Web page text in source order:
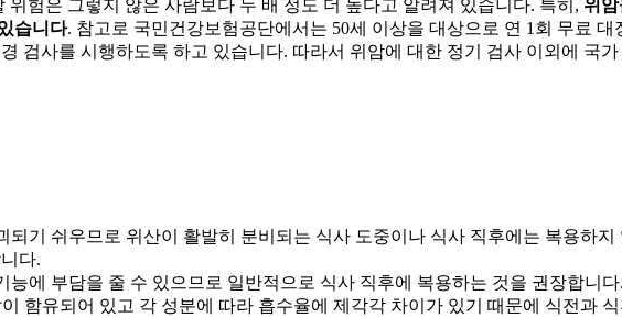
위험은 그렇지 않은 사람보다 두 배 정도 더 높다고 알려져 있습니다. 특히, 위
습니다. 참고로 국민건강보험공단에서는 50세 이상을 대상으로 연 1회 무료
검사를 시행하도록 하고 있습니다. 따라서 위암에 대한 정기 검사 이외에 국
기 쉬우므로 위산이 활발히 분비되는 식사 도중이나 식사 직후에는 복용하지
다.
에 부담을 줄 수 있으므로 일반적으로 식사 직후에 복용하는 것을 권장합니다.
함유되어 있고 각 성분에 따라 흡수율에 제각각 차이가 있기 때문에 식전과